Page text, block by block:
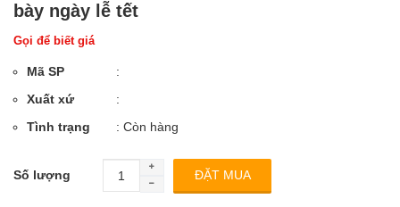
bày ngày lễ tết
Gọi để biết giá
Mã SP
:
Xuất xứ
:
Tình trạng
: Còn hàng
Số lượng